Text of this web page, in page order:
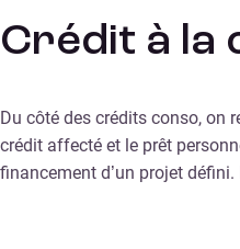
Crédit à la
Du côté des crédits conso, on
crédit affecté et le prêt
financement d’un projet